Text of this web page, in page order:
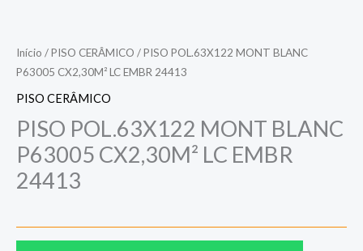
Início /PISO CERÂMICO / PISO POL.63X122 MONT BLANC
P63005 CX2,30M² LC EMBR 24413
PISO CERÂMICO
PISO POL.63X122 MONT BLANC
P63005 CX2,30M² LC EMBR
24413